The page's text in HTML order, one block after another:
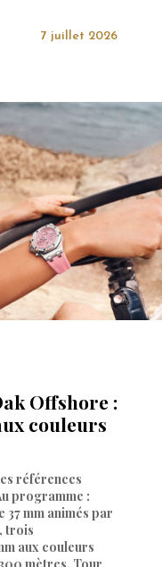
7 juillet 2026
Offshore :
couleurs
références
programme :
mm animés par
trois
aux couleurs